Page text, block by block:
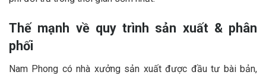
Thế mạnh về quy trình sản xuất & phân
phối
Nam Phong có nhà xưởng sản xuất được đầu tư bài bản,